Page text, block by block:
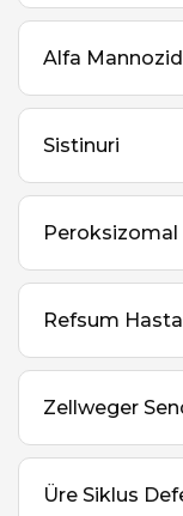
Alfa
Sistinuri
Refsum
Zellweger
Üre Siklus